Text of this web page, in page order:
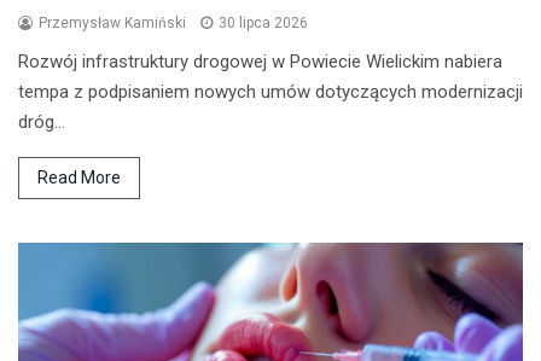
Przemysław Kamiński 30 lipca 2026
Rozwój infrastruktury drogowej w Powiecie Wielickim nabiera
tempa z podpisaniem nowych umów dotyczących modernizacji
dróg…
Read More